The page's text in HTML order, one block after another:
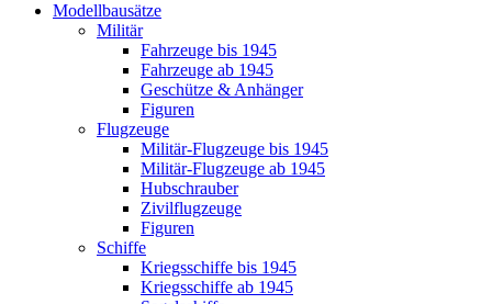
Modellbausätze
Militär
Fahrzeuge bis 1945
Fahrzeuge ab 1945
Geschütze & Anhänger
Figuren
Flugzeuge
Militär-Flugzeuge bis 1945
Militär-Flugzeuge ab 1945
Hubschrauber
Zivilflugzeuge
Figuren
Schiffe
Kriegsschiffe bis 1945
Kriegsschiffe ab 1945